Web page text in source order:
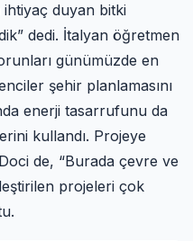
ihtiyaç duyan bitki
dedi. İtalyan öğretmen
günümüzde en
şehir planlamasını
enerji tasarrufunu da
kullandı. Projeye
de, “Burada çevre ve
projeleri çok